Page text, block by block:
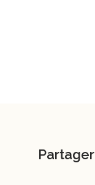
Partager